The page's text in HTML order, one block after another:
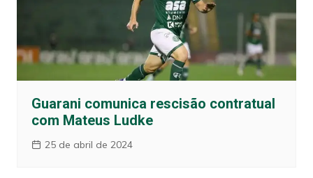
Guarani comunica rescisão contratual
com Mateus Ludke
25 de abril de 2024